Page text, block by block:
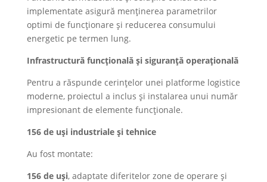
implementate asigură menținerea parametrilor
optimi de funcționare și reducerea consumului
energetic pe termen lung.
Infrastructură funcțională și siguranță operațională
Pentru a răspunde cerințelor unei platforme logistice
moderne, proiectul a inclus și instalarea unui număr
impresionant de elemente funcționale.
156 de uși industriale și tehnice
Au fost montate:
156 de uși, adaptate diferitelor zone de operare și